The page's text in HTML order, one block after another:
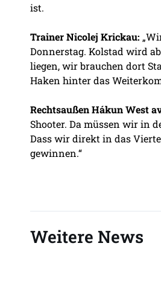
ist.
Trainer Nicolej Krickau:
Donnerstag. Kolstad wird
liegen, wir brauchen dort
Haken hinter das
Rechtsaußen Hákun West
Shooter. Da müssen wir in
Dass wir direkt in das
gewinnen.“
Weitere News